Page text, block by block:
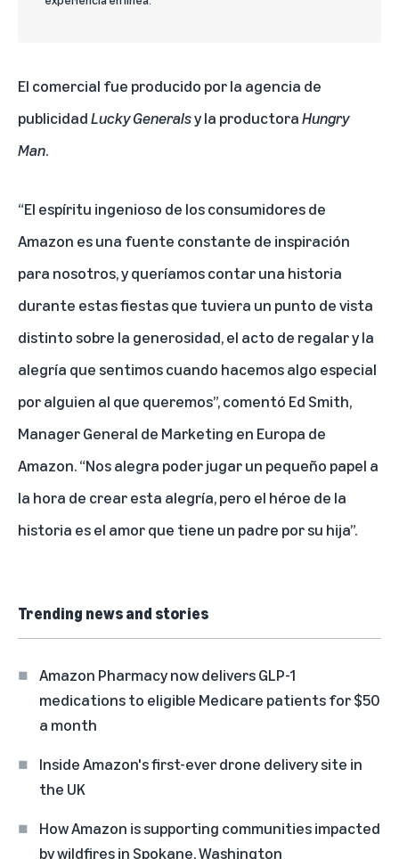
El comercial fue producido por la agencia de
publicidadLucky Generalsy la productoraHungry
Man.
“El espíritu ingenioso de los consumidores de
Amazon es una fuente constante de inspiración
para nosotros, y queríamos contar una historia
durante estas fiestas que tuviera un punto de vista
distinto sobre la generosidad, el acto de regalar y la
alegría que sentimos cuando hacemos algo especial
por alguien al que queremos”, comentó Ed Smith,
Manager General de Marketing en Europa de
Amazon. “Nos alegra poder jugar un pequeño papel a
la hora de crear esta alegría, pero el héroe de la
historia es el amor que tiene un padre por su hija”.
Trending news and stories
Amazon Pharmacy now delivers GLP-1
medications to eligible Medicare patients for $50
a month
Inside Amazon's first-ever drone delivery site in
the UK
How Amazon is supporting communities impacted
by wildfires in Spokane, Washington